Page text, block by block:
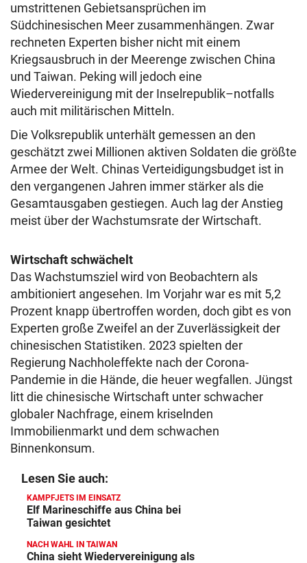
umstrittenen Gebietsansprüchen im
Südchinesischen Meer zusammenhängen. Zwar
rechneten Experten bisher nicht mit einem
Kriegsausbruch in der Meerenge zwischen China
und Taiwan. Peking will jedoch eine
Wiedervereinigung mit der Inselrepublik–notfalls
auch mit militärischen Mitteln.
Die Volksrepublik unterhält gemessen an den
geschätzt zwei Millionen aktiven Soldaten die größte
Armee der Welt. Chinas Verteidigungsbudget ist in
den vergangenen Jahren immer stärker als die
Gesamtausgaben gestiegen. Auch lag der Anstieg
meist über der Wachstumsrate der Wirtschaft.
Wirtschaft schwächelt
Das Wachstumsziel wird von Beobachtern als
ambitioniert angesehen. Im Vorjahr war es mit 5,2
Prozent knapp übertroffen worden, doch gibt es von
Experten große Zweifel an der Zuverlässigkeit der
chinesischen Statistiken. 2023 spielten der
Regierung Nachholeffekte nach der Corona-
Pandemie in die Hände, die heuer wegfallen. Jüngst
litt die chinesische Wirtschaft unter schwacher
globaler Nachfrage, einem kriselnden
Immobilienmarkt und dem schwachen
Binnenkonsum.
Lesen Sie auch:
KAMPFJETS IM EINSATZ
Elf Marineschiffe aus China bei
Taiwan gesichtet
NACH WAHL IN TAIWAN
China sieht Wiedervereinigung als